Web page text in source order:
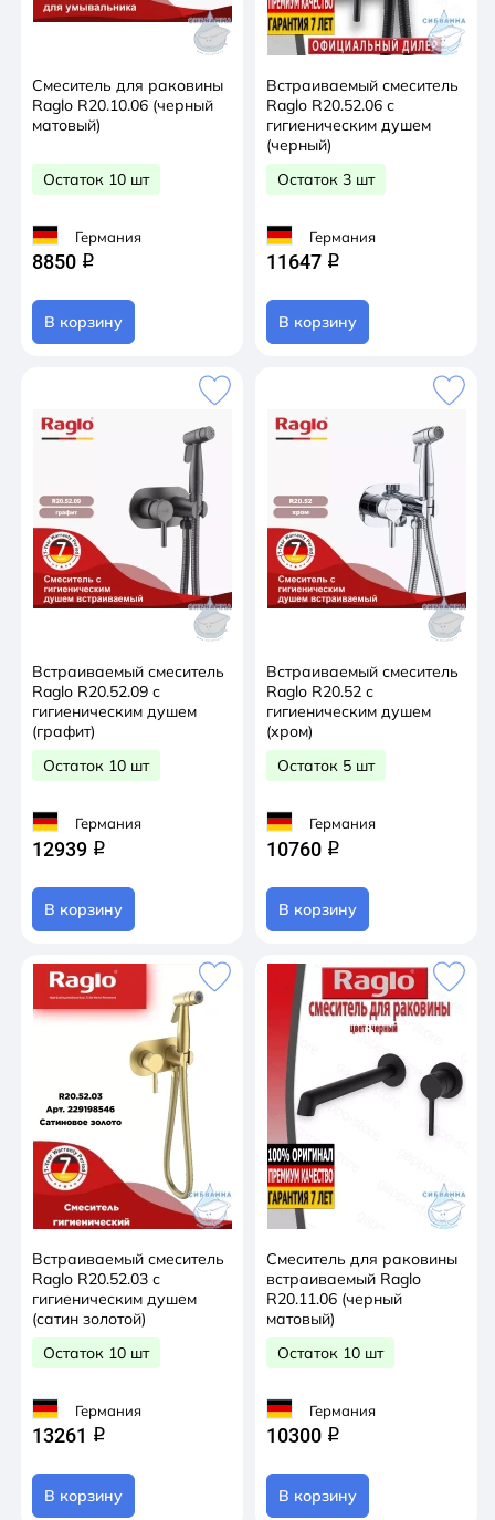
Смеситель для раковины
Raglo R20.10.06 (черный
матовый)
Остаток 10 шт
Германия
8850 q
В корзину
Встраиваемый смеситель
Raglo R20.52.06 с
гигиеническим душем
(черный)
Остаток 3 шт
Германия
11647 q
В корзину
Встраиваемый смеситель
Raglo R20.52.09 с
гигиеническим душем
(графит)
Остаток 10 шт
Германия
12939 q
В корзину
Встраиваемый смеситель
Raglo R20.52 с
гигиеническим душем
(хром)
Остаток 5 шт
Германия
10760 q
В корзину
Встраиваемый смеситель
Raglo R20.52.03 с
гигиеническим душем
(сатин золотой)
Остаток 10 шт
Германия
13261 q
В корзину
Смеситель для раковины
встраиваемый Raglo
R20.11.06 (черный
матовый)
Остаток 10 шт
Германия
10300 q
В корзину